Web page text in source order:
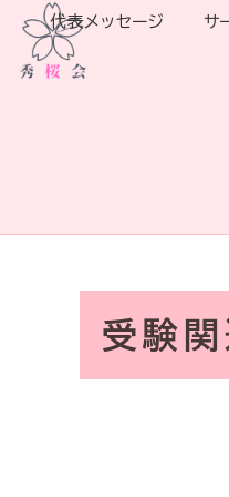
代表メッセージ サ
受験